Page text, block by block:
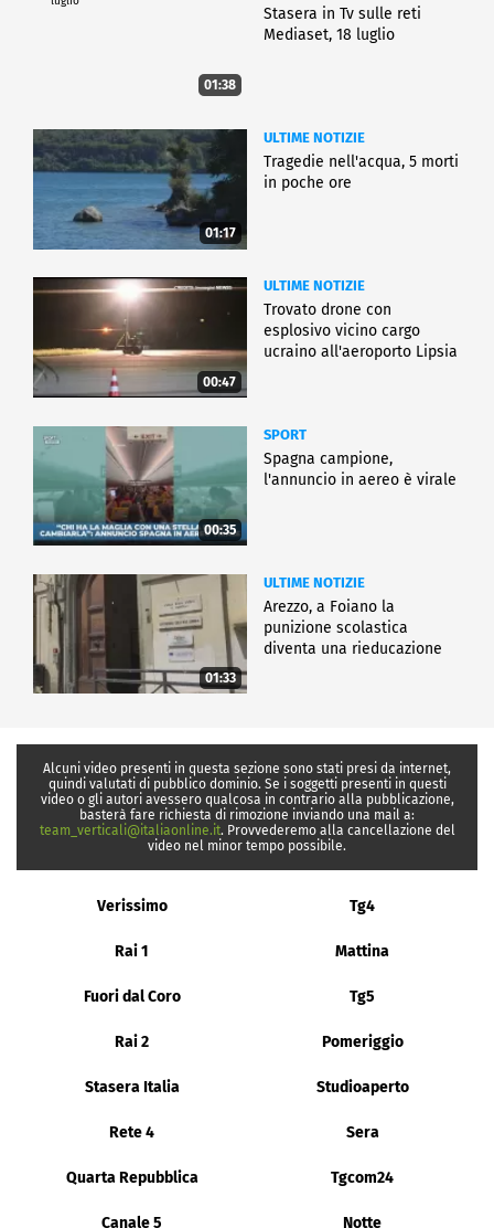
01:38
Stasera in Tv sulle reti
Mediaset, 18 luglio
01:17
ULTIME NOTIZIE
Tragedie nell'acqua, 5 morti
in poche ore
00:47
ULTIME NOTIZIE
Trovato drone con
esplosivo vicino cargo
ucraino all'aeroporto Lipsia
00:35
SPORT
Spagna campione,
l'annuncio in aereo è virale
01:33
ULTIME NOTIZIE
Arezzo, a Foiano la
punizione scolastica
diventa una rieducazione
Alcuni video presenti in questa sezione sono stati presi da internet,
quindi valutati di pubblico dominio. Se i soggetti presenti in questi
video o gli autori avessero qualcosa in contrario alla pubblicazione,
basterà fare richiesta di rimozione inviando una mail a:
team_verticali@italiaonline.it. Provvederemo alla cancellazione del
video nel minor tempo possibile.
Verissimo Tg4
Rai 1 Mattina
Fuori dal Coro Tg5
Rai 2 Pomeriggio
Stasera Italia Studioaperto
Rete 4 Sera
Quarta Repubblica Tgcom24
Canale 5 Notte